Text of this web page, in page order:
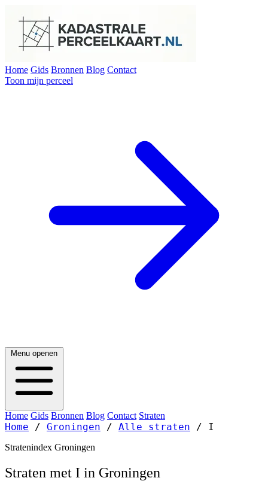
Home Gids Bronnen Blog Contact
Toon mijn perceel
Menu openen
Home Gids Bronnen Blog Contact Straten
Home / Groningen / Alle straten / I
Stratenindex Groningen
Straten met I in Groningen